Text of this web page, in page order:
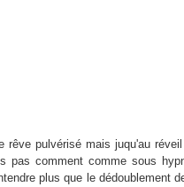
rêve pulvérisé mais juqu'au
pas comment comme sous
plus que le dédoublement